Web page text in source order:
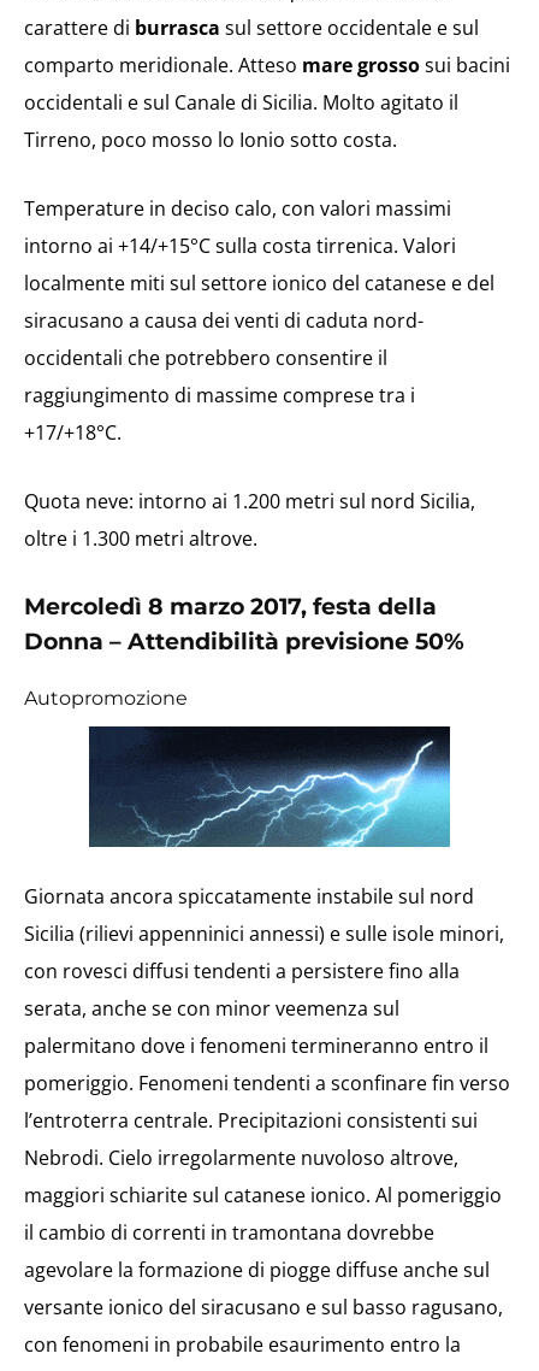
carattere di burrasca sul settore occidentale e sul
comparto meridionale. Atteso mare grossosui bacini
occidentali e sul Canale di Sicilia. Molto agitato il
Tirreno, poco mosso lo Ionio sotto costa.
Temperature in deciso calo, con valori massimi
intorno ai +14/+15°C sulla costa tirrenica. Valori
localmente miti sul settore ionico del catanese e del
siracusano a causa dei venti di caduta nord-
occidentali che potrebbero consentire il
raggiungimento di massime comprese tra i
+17/+18°C.
Quota neve: intorno ai 1.200 metri sul nord Sicilia,
oltre i 1.300 metri altrove.
Mercoledì 8 marzo 2017, festa della
Donna – Attendibilità previsione 50%
Autopromozione
Giornata ancora spiccatamente instabile sul nord
Sicilia (rilievi appenninici annessi) e sulle isole minori,
con rovesci diffusi tendenti a persistere fino alla
serata, anche se con minor veemenza sul
palermitano dove i fenomeni termineranno entro il
pomeriggio. Fenomeni tendenti a sconfinare fin verso
l’entroterra centrale. Precipitazioni consistenti sui
Nebrodi. Cielo irregolarmente nuvoloso altrove,
maggiori schiarite sul catanese ionico. Al pomeriggio
il cambio di correnti in tramontana dovrebbe
agevolare la formazione di piogge diffuse anche sul
versante ionico del siracusano e sul basso ragusano,
con fenomeni in probabile esaurimento entro la